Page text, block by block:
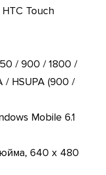
Touch
/ 900 / 1800 /
/ HSUPA (900 /
Mobile 6.1
640 x 480